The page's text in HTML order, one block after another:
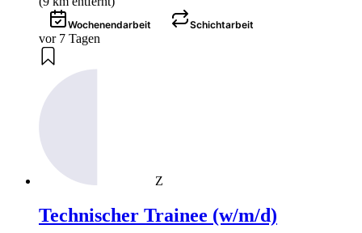
Wochenendarbeit Schichtarbeit
vor 7 Tagen
Z
Technischer Trainee (w/m/d)